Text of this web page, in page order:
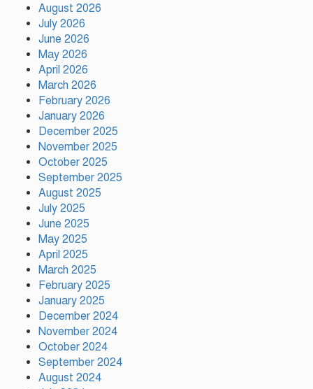
চিকিৎসক সমাবেশের উদ্বোধন করলেন
কাঠামোগত সংস্কার না হলে এই
August 2026
July 2026
June 2026
May 2026
April 2026
March 2026
February 2026
January 2026
December 2025
November 2025
October 2025
September 2025
August 2025
July 2025
June 2025
May 2025
April 2025
March 2025
February 2025
January 2025
December 2024
November 2024
October 2024
September 2024
August 2024